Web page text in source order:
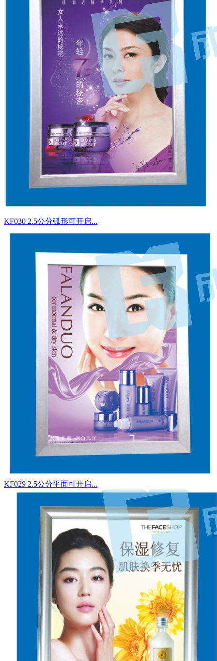
KF030 2.5公分弧形可开启...
KF029 2.5公分平面可开启...